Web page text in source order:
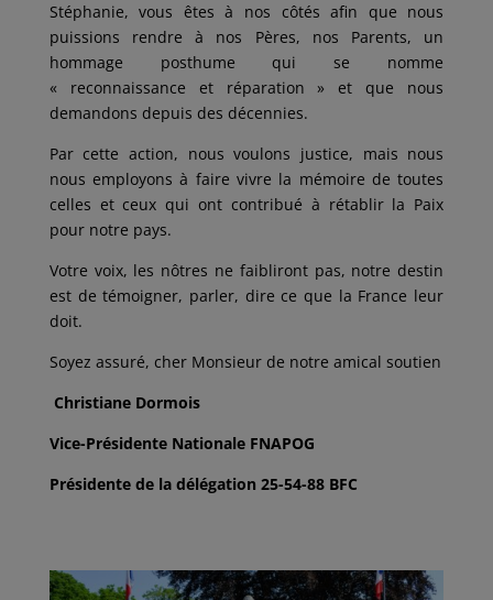
Stéphanie, vous êtes à nos côtés afin que nous
puissions rendre à nos Pères, nos Parents, un
hommage posthume qui se nomme
« reconnaissance et réparation » et que nous
demandons depuis des décennies.
Par cette action, nous voulons justice, mais nous
nous employons à faire vivre la mémoire de toutes
celles et ceux qui ont contribué à rétablir la Paix
pour notre pays.
Votre voix, les nôtres ne faibliront pas, notre destin
est de témoigner, parler, dire ce que la France leur
doit.
Soyez assuré, cher Monsieur de notre amical soutien
Christiane Dormois
Vice-Présidente Nationale FNAPOG
Présidente de la délégation 25-54-88 BFC